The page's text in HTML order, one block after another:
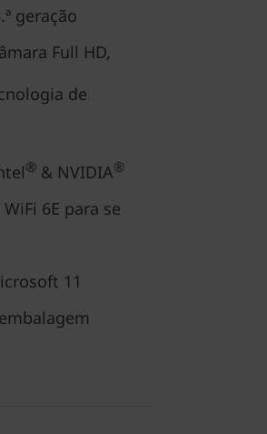
geração
Full HD,
de
® & NVIDIA®
6E para se
11